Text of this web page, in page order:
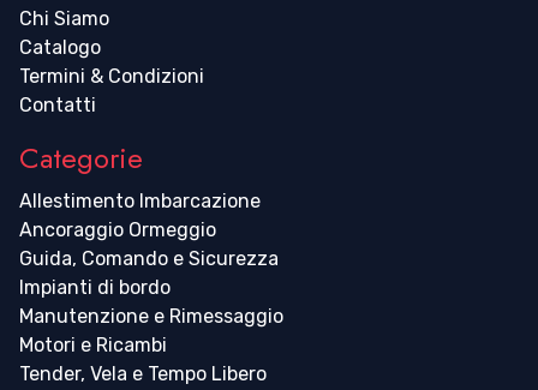
Chi Siamo
Catalogo
Termini & Condizioni
Contatti
Categorie
Allestimento Imbarcazione
Ancoraggio Ormeggio
Guida, Comando e Sicurezza
Impianti di bordo
Manutenzione e Rimessaggio
Motori e Ricambi
Tender, Vela e Tempo Libero